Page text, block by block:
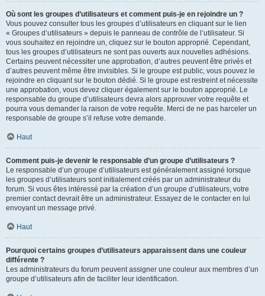
Où sont les groupes d’utilisateurs et comment puis-je en rejoindre un ?
Vous pouvez consulter tous les groupes d’utilisateurs en cliquant sur le lien
« Groupes d’utilisateurs » depuis le panneau de contrôle de l’utilisateur. Si
vous souhaitez en rejoindre un, cliquez sur le bouton approprié. Cependant,
tous les groupes d’utilisateurs ne sont pas ouverts aux nouvelles adhésions.
Certains peuvent nécessiter une approbation, d’autres peuvent être privés et
d’autres peuvent même être invisibles. Si le groupe est public, vous pouvez le
rejoindre en cliquant sur le bouton dédié. Si le groupe est restreint et nécessite
une approbation, vous devez cliquer également sur le bouton approprié. Le
responsable du groupe d’utilisateurs devra alors approuver votre requête et
pourra vous demander la raison de votre requête. Merci de ne pas harceler un
responsable de groupe s’il refuse votre demande.
Haut
Comment puis-je devenir le responsable d’un groupe d’utilisateurs ?
Le responsable d’un groupe d’utilisateurs est généralement assigné lorsque
les groupes d’utilisateurs sont initialement créés par un administrateur du
forum. Si vous êtes intéressé par la création d’un groupe d’utilisateurs, votre
premier contact devrait être un administrateur. Essayez de le contacter en lui
envoyant un message privé.
Haut
Pourquoi certains groupes d’utilisateurs apparaissent dans une couleur
différente ?
Les administrateurs du forum peuvent assigner une couleur aux membres d’un
groupe d’utilisateurs afin de faciliter leur identification.